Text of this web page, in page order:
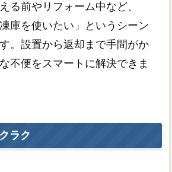
る前やリフォーム中など、
庫を使いたい」というシーン
。設置から返却まで手間がか
不便をスマートに解決できま
ラク